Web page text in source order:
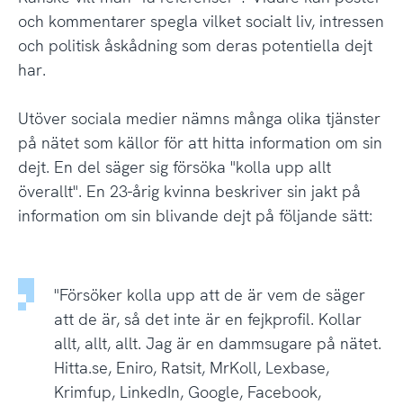
och kommentarer spegla vilket socialt liv, intressen
och politisk åskådning som deras potentiella dejt
har.
Utöver sociala medier nämns många olika tjänster
på nätet som källor för att hitta information om sin
dejt. En del säger sig försöka "kolla upp allt
överallt". En 23-årig kvinna beskriver sin jakt på
information om sin blivande dejt på följande sätt:
"Försöker kolla upp att de är vem de säger
att de är, så det inte är en fejkprofil. Kollar
allt, allt, allt. Jag är en dammsugare på nätet.
Hitta.se, Eniro, Ratsit, MrKoll, Lexbase,
Krimfup, LinkedIn, Google, Facebook,